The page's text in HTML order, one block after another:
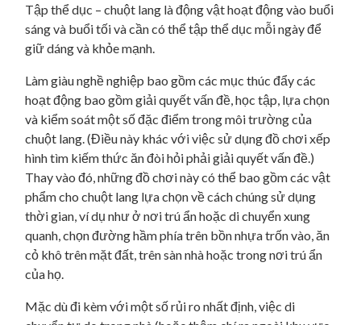
Tập thể dục – chuột lang là động vật hoạt động vào buổi
sáng và buổi tối và cần có thể tập thể dục mỗi ngày để
giữ dáng và khỏe mạnh.
Làm giàu nghề nghiệp bao gồm các mục thúc đẩy các
hoạt động bao gồm giải quyết vấn đề, học tập, lựa chọn
và kiểm soát một số đặc điểm trong môi trường của
chuột lang. (Điều này khác với việc sử dụng đồ chơi xếp
hình tìm kiếm thức ăn đòi hỏi phải giải quyết vấn đề.)
Thay vào đó, những đồ chơi này có thể bao gồm các vật
phẩm cho chuột lang lựa chọn về cách chúng sử dụng
thời gian, ví dụ như ở nơi trú ẩn hoặc di chuyển xung
quanh, chọn đường hầm phía trên bồn nhựa trốn vào, ăn
cỏ khô trên mặt đất, trên sàn nhà hoặc trong nơi trú ẩn
của họ.
Mặc dù đi kèm với một số rủi ro nhất định, việc di